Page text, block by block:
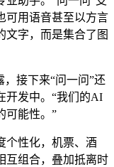
可用语音甚至以方言
文字，而是集合了图
接下来“问一问”还
开发中。“我们的AI
可能性。”
性化，机票、酒
互组合，叠加抵离时